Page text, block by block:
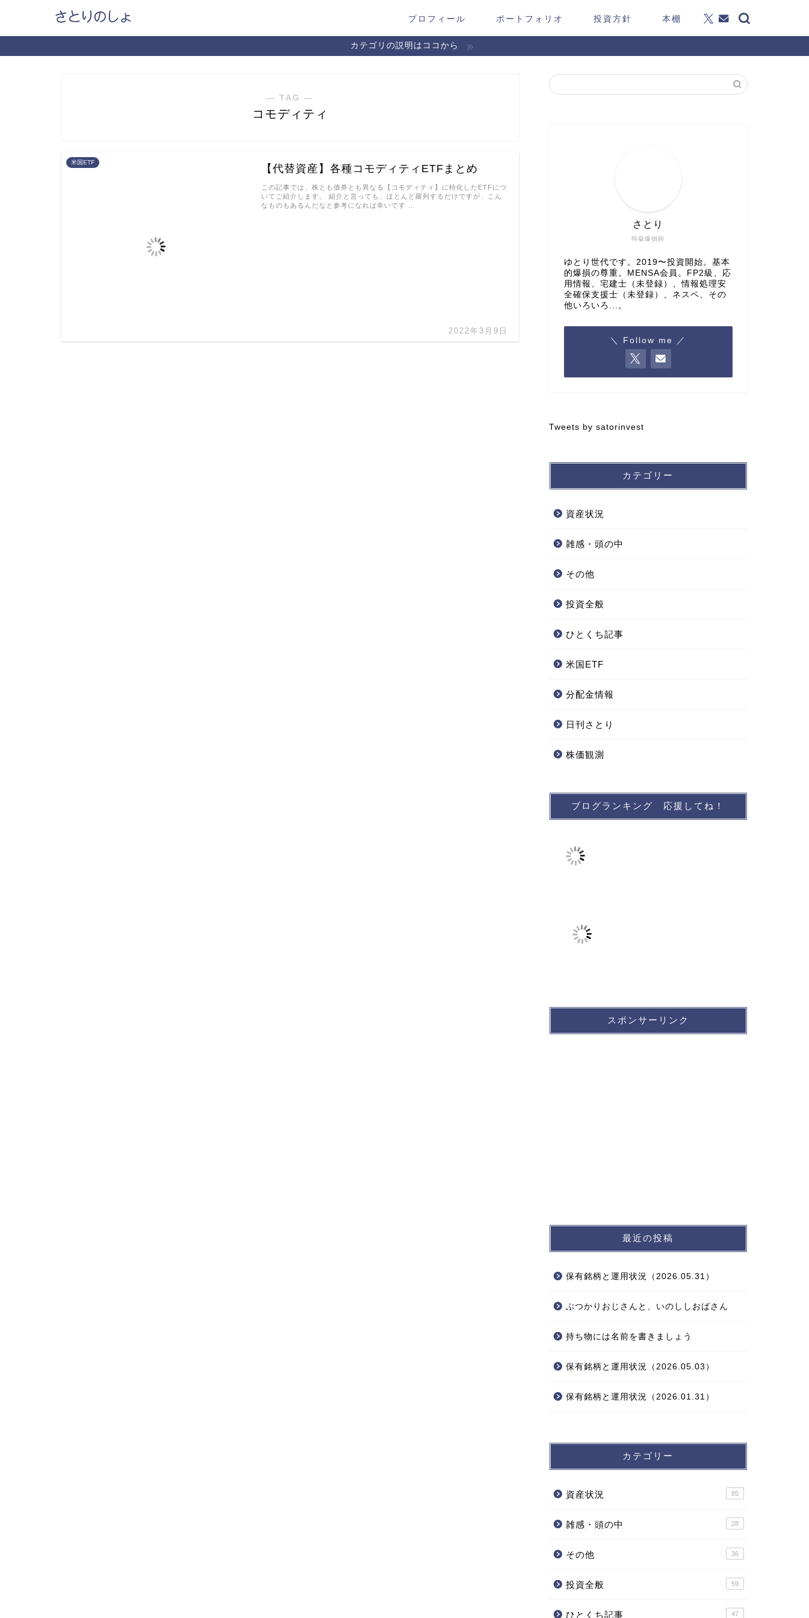
プロフィール ポートフォリオ 投資方針 本棚
カテゴリの説明はココから
― TAG ―
コモディティ
米国ETF
【代替資産】各種コモディティETFまとめ
2022年3月9日
この記事では、株とも債券とも異なる【コモディティ】に特化したETFにつ
いてご紹介します。 紹介と言っても、ほとんど羅列するだけですが、こん
なものもあるんだなと参考になれば幸いです …
特級爆損師
さとり
ゆとり世代です。2019〜投資開始。基本
的爆損の尊重。MENSA会員。FP2級、応
用情報、宅建士（未登録）、情報処理安
全確保支援士（未登録）、ネスペ、その
他いろいろ...。
＼ Follow me ／
Tweets by satorinvest
カテゴリー
資産状況
雑感・頭の中
その他
投資全般
ひとくち記事
米国ETF
分配金情報
日刊さとり
株価観測
ブログランキング 応援してね！
スポンサーリンク
最近の投稿
保有銘柄と運用状況（2026.05.31）
ぶつかりおじさんと、いのししおばさん
持ち物には名前を書きましょう
保有銘柄と運用状況（2026.05.03）
保有銘柄と運用状況（2026.01.31）
カテゴリー
資産状況 85
雑感・頭の中 28
その他 36
投資全般 59
ひとくち記事 47